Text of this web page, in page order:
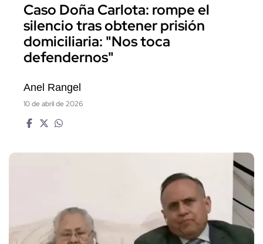
Caso Doña Carlota: rompe el
silencio tras obtener prisión
domiciliaria: "Nos toca
defendernos"
Anel Rangel
10 de abril de 2026